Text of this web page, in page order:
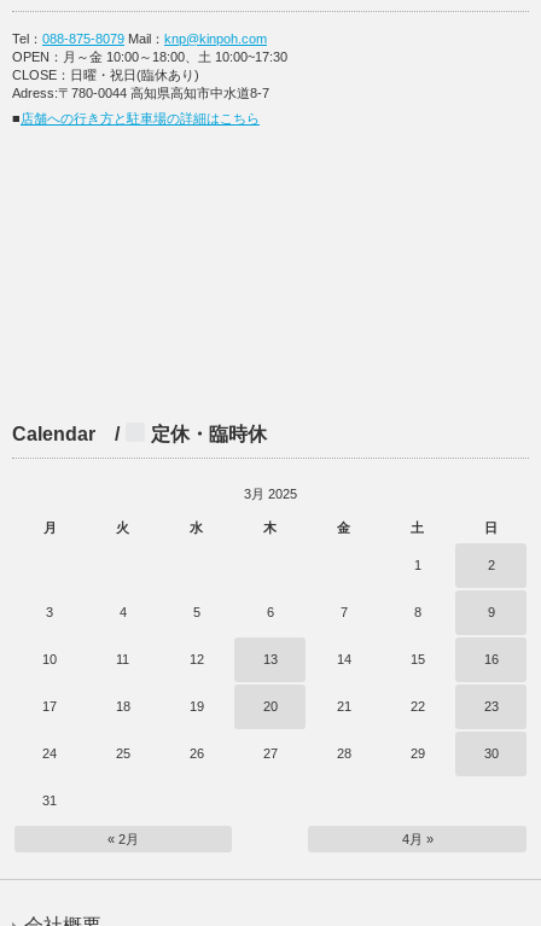
Tel： 088-875-8079 Mail： knp@kinpoh.com
OPEN：月～金 10:00～18:00、土 10:00~17:30
CLOSE：日曜・祝日(臨休あり)
Adress:〒780-0044 高知県高知市中水道8-7
■店舗への行き方と駐車場の詳細はこちら
Calendar / 定休・臨時休
3月 2025
月 火 水 木 金 土 日
1 2
3 4 5 6 7 8 9
10 11 12 13 14 15 16
17 18 19 20 21 22 23
24 25 26 27 28 29 30
31
« 2月 4月 »